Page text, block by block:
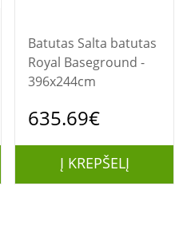
Batutas Salta batutas
Royal Baseground -
396x244cm
635.69€
Į KREPŠELĮ